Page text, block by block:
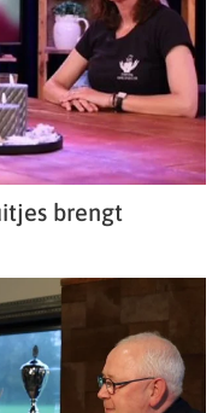
brengt